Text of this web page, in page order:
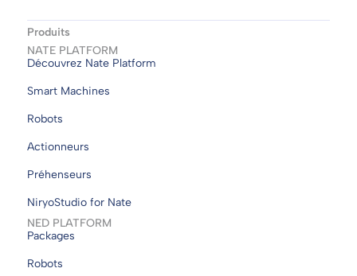
Produits
NATE PLATFORM
Découvrez Nate Platform
Smart Machines
Robots
Actionneurs
Préhenseurs
NiryoStudio for Nate
NED PLATFORM
Packages
Robots